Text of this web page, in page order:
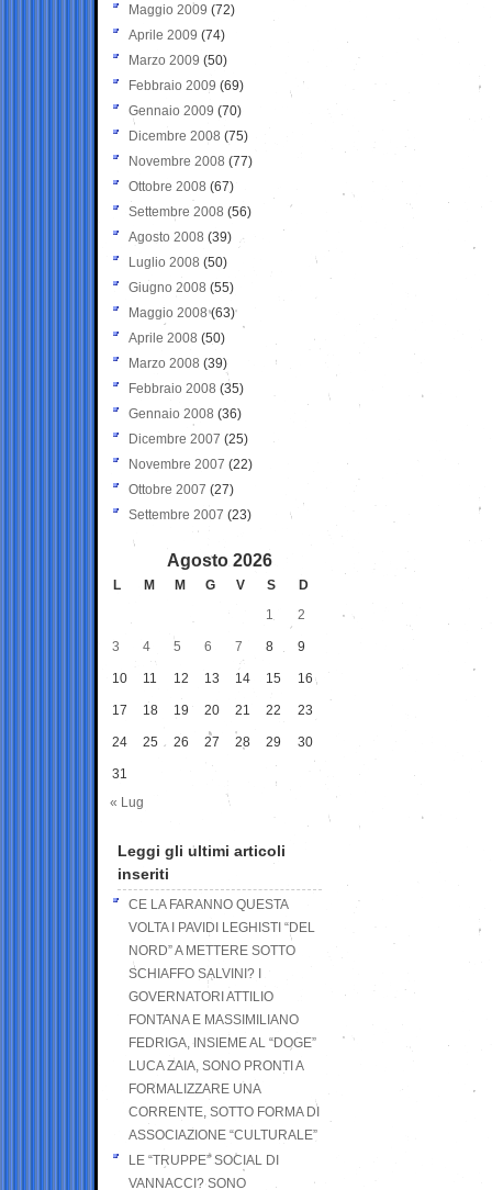
Maggio 2009 (72)
Aprile 2009 (74)
Marzo 2009 (50)
Febbraio 2009 (69)
Gennaio 2009 (70)
Dicembre 2008 (75)
Novembre 2008 (77)
Ottobre 2008 (67)
Settembre 2008 (56)
Agosto 2008 (39)
Luglio 2008 (50)
Giugno 2008 (55)
Maggio 2008(63)
Aprile 2008 (50)
Marzo 2008 (39)
Febbraio 2008 (35)
Gennaio 2008 (36)
Dicembre 2007 (25)
Novembre 2007 (22)
Ottobre 2007 (27)
Settembre 2007 (23)
Agosto 2026
L M M G V S
D
1
2
3 4 5 6 7 8 9
10 11 12 13 14 15 16
17 18 19 20 21 22 23
24 25 26 27 28 29 30
31
« Lug
Leggi gli ultimi articoli
inseriti
CE LA FARANNO QUESTA
VOLTA I PAVIDI LEGHISTI “DEL
NORD” A METTERE SOTTO
SCHIAFFO SALVINI? I
GOVERNATORI ATTILIO
FONTANA E MASSIMILIANO
FEDRIGA, INSIEME AL “DOGE”
LUCA ZAIA, SONO PRONTI A
FORMALIZZARE UNA
CORRENTE, SOTTO FORMA DI
ASSOCIAZIONE “CULTURALE”
LE “TRUPPE” SOCIAL DI
VANNACCI? SONO